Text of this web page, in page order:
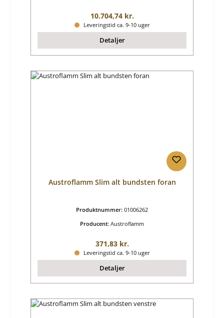
Almindelig pris:
10.704,74 kr.
Leveringstid ca. 9-10 uger
Detaljer
Austroflamm Slim alt bundsten foran
Produktnummer: 01006262
Producent: Austroflamm
Almindelig pris:
371,83 kr.
Leveringstid ca. 9-10 uger
Detaljer